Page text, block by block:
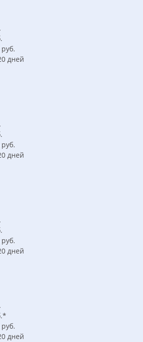
руб.
дней
руб.
дней
руб.
дней
руб.
дней